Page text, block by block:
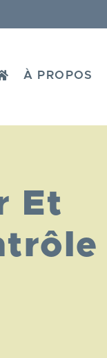
HOME
À PROPOS
Et